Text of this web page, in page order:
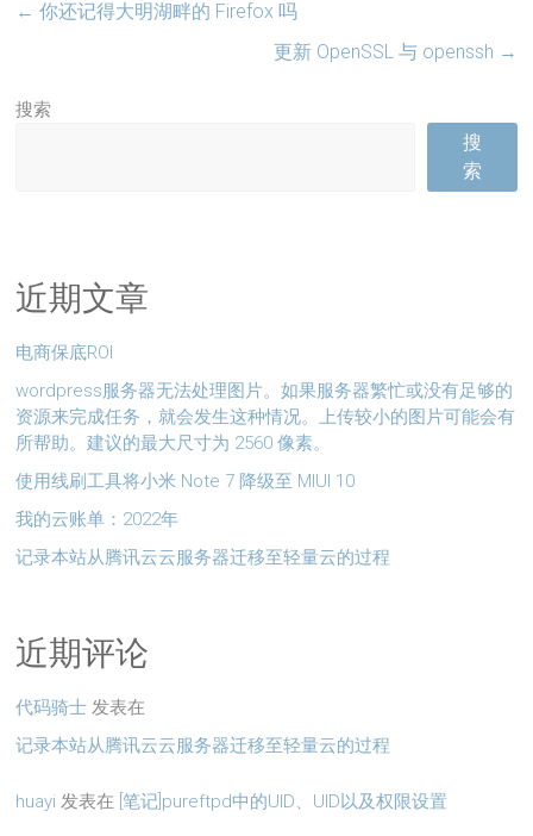
← 你还记得大明湖畔的 Firefox 吗
更新 OpenSSL 与 openssh →
搜索
搜
索
近期文章
电商保底ROI
wordpress服务器无法处理图片。如果服务器繁忙或没有足够的
资源来完成任务，就会发生这种情况。上传较小的图片可能会有
所帮助。建议的最大尺寸为 2560 像素。
使用线刷工具将小米 Note 7 降级至 MIUI 10
我的云账单：2022年
记录本站从腾讯云云服务器迁移至轻量云的过程
近期评论
代码骑士 发表在
记录本站从腾讯云云服务器迁移至轻量云的过程
huayi 发表在 [笔记]pureftpd中的UID、UID以及权限设置